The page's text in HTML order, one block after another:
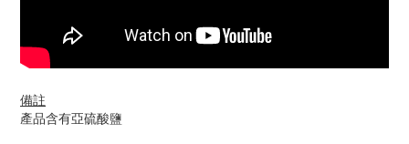
備註
產品含有亞硫酸鹽